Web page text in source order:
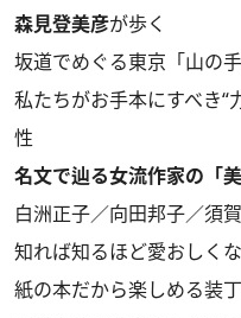
森見登美彦が歩く
坂道でめぐる東京「山の
私たちがお手本にすべき“
性
名文で辿る女流作家の「美
白洲正子／向田邦子／須
知れば知るほど愛おしくな
紙の本だから楽しめる装